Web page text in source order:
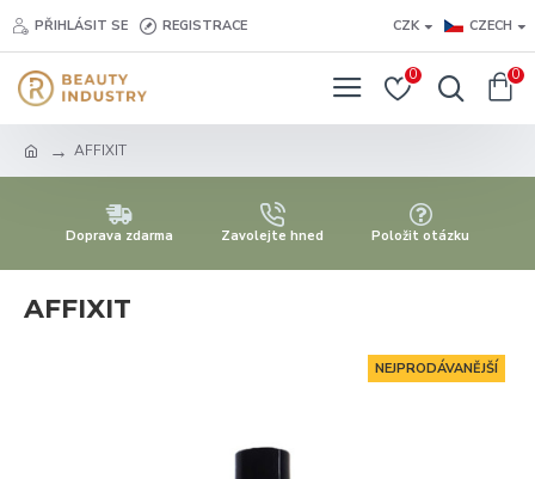
PŘIHLÁSIT SE REGISTRACE CZK CZECH
0 0
AFFIXIT
Doprava zdarma Zavolejte hned Položit otázku
AFFIXIT
NEJPRODÁVANĚJŠÍ